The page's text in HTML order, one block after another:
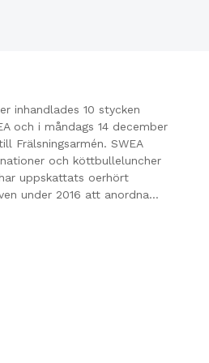
inhandlades 10 stycken
och i måndags 14 december
Frälsningsarmén. SWEA
och köttbulleluncher
uppskattats oerhört
under 2016 att anordna…